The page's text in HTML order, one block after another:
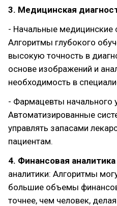
3. Медицинская
- Начальные медицинские
Алгоритмы глубокого
высокую точность в
основе изображений и
необходимость в
- Фармацевты начального
Автоматизированные
управлять запасами
пациентам.
4. Финансовая аналитика
аналитики: Алгоритмы
большие объемы
точнее, чем человек,